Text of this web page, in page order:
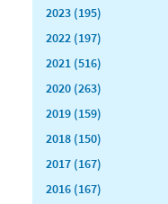
2023 (195)
2022 (197)
2021 (516)
2020 (263)
2019 (159)
2018 (150)
2017 (167)
2016 (167)